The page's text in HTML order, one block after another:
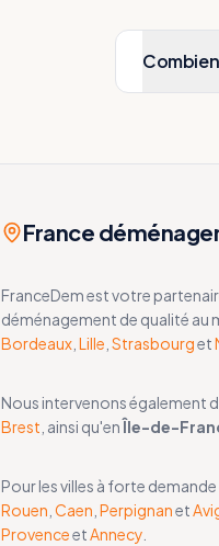
France
FranceDem est votre
déménagement de qualité au
Bordeaux Lille Strasbourget
Nous intervenons également
Brest , ainsi qu'enÎle-de-
Pour les villes à forte
Rouen Caen Perpignanet
ProvenceetAnnecy